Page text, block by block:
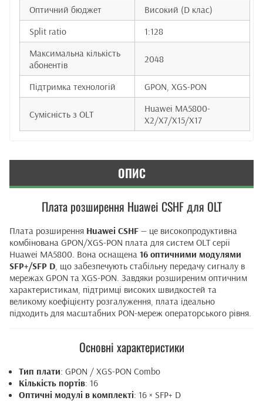
Оптичний бюджет
Високий (D клас)
Split ratio
1:128
Максимальна кількість
абонентів
2048
Підтримка технологій GPON, XGS-PON
Сумісність з OLT
Huawei MA5800-
X2/X7/X15/X17
ОПИС
Плата розширення Huawei CSHF для OLT
Плата розширення Huawei CSHF — це високопродуктивна
комбінована GPON/XGS-PON плата для систем OLT серії
Huawei MA5800. Вона оснащена 16 оптичними модулями
SFP+/SFP D, що забезпечують стабільну передачу сигналу в
мережах GPON та XGS-PON. Завдяки розширеним оптичним
характеристикам, підтримці високих швидкостей та
великому коефіцієнту розгалуження, плата ідеально
підходить для масштабних PON-мереж операторського рівня.
Основні характеристики
Тип плати: GPON / XGS-PON Combo
Кількість портів: 16
Оптичні модулі в комплекті: 16 × SFP+ D